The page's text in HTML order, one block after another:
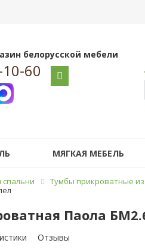
белорусской мебели
60
МЯГКАЯ МЕБЕЛЬ
Тумбы прикроватные из
Паола
Отзывы